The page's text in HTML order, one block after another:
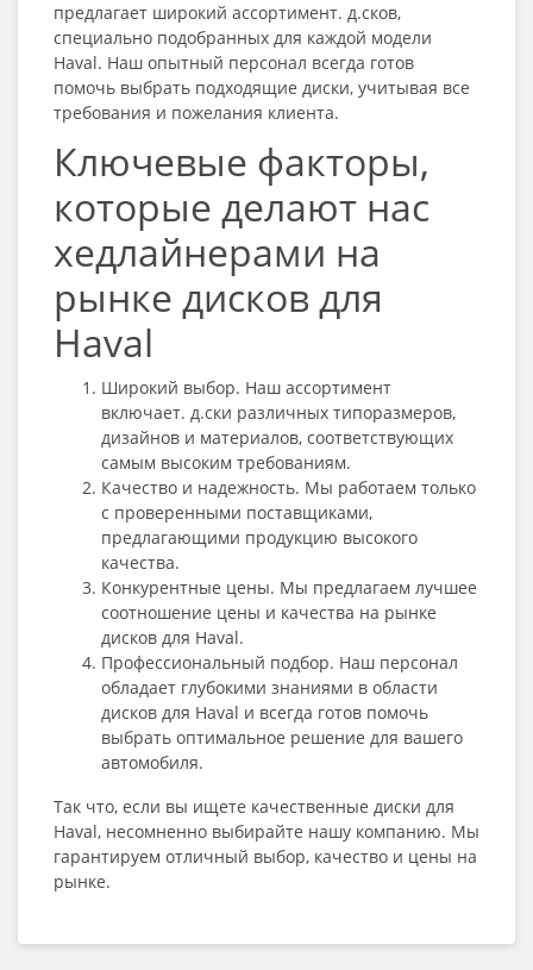
предлагает широкий ассортимент. д.сков,
специально подобранных для каждой модели
Haval. Наш опытный персонал всегда готов
помочь выбрать подходящие диски, учитывая все
требования и пожелания клиента.
Ключевые факторы,
которые делают нас
хедлайнерами на
рынке дисков для
Haval
Широкий выбор. Наш ассортимент
включает. д.ски различных типоразмеров,
дизайнов и материалов, соответствующих
самым высоким требованиям.
Качество и надежность. Мы работаем только
с проверенными поставщиками,
предлагающими продукцию высокого
качества.
Конкурентные цены. Мы предлагаем лучшее
соотношение цены и качества на рынке
дисков для Haval.
Профессиональный подбор. Наш персонал
обладает глубокими знаниями в области
дисков для Haval и всегда готов помочь
выбрать оптимальное решение для вашего
автомобиля.
Так что, если вы ищете качественные диски для
Haval, несомненно выбирайте нашу компанию. Мы
гарантируем отличный выбор, качество и цены на
рынке.